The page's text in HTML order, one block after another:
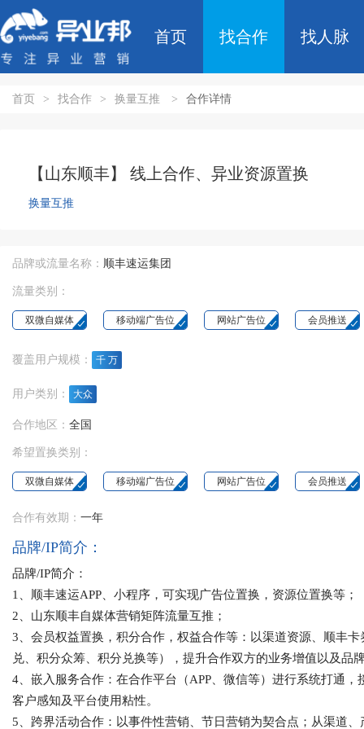
首页 找合作 找人脉
首页 > 找合作 > 换量互推 > 合作详情
【山东顺丰】 线上合作、异业资源置换
换量互推
品牌或流量名称： 顺丰速运集团
流量类别：
双微自媒体 移动端广告位 网站广告位 会员推送
覆盖用户规模： 千 万
用户类别： 大众
合作地区： 全国
希望置换类别：
双微自媒体 移动端广告位 网站广告位 会员推送
合作有效期： 一年
品牌/IP简介：
品牌/IP简介：
1、顺丰速运APP、小程序，可实现广告位置换，资源位置换等；
2、山东顺丰自媒体营销矩阵流量互推；
3、会员权益置换，积分合作，权益合作等：以渠道资源、顺丰
兑、积分众筹、积分兑换等），提升合作双方的业务增值以及品
4、嵌入服务合作：在合作平台（APP、微信等）进行系统打通
客户感知及平台使用粘性。
5、跨界活动合作：以事件性营销、节日营销为契合点；从渠道